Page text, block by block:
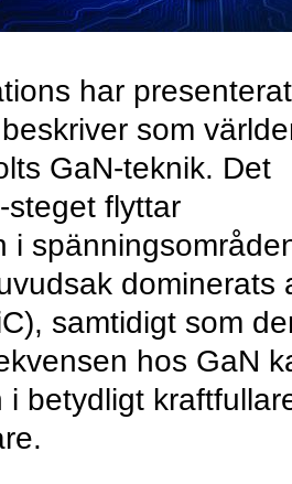
har presenterat
som
GaN-teknik. Det
steget flyttar
i
dominerats
samtidigt som
hos GaN
i betydligt